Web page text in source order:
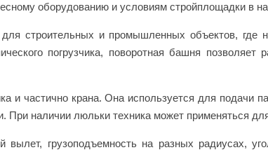
оборудованию и условиям стройплощадки в
строительных и промышленных объектов, где
погрузчика, поворотная башня позволяет
и частично крана. Она используется для подачи
При наличии люльки техника может применяться
грузоподъемность на разных радиусах,